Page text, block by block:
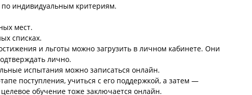
индивидуальным критериям.
мест.
списках.
и льготы можно загрузить в личном кабинете. Они
лично.
испытания можно записаться онлайн.
поступления, учиться с его поддержкой, а затем —
обучение тоже заключается онлайн.